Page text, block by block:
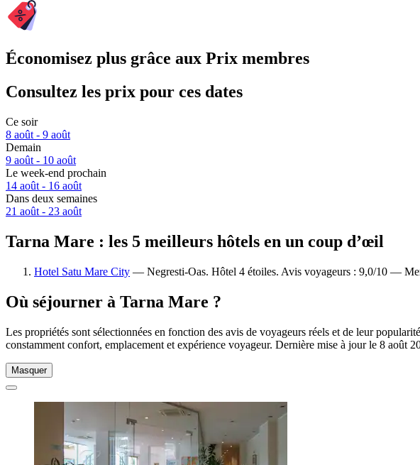
Économisez plus grâce aux Prix membres
Consultez les prix pour ces dates
Ce soir
8 août - 9 août
Demain
9 août - 10 août
Le week-end prochain
14 août - 16 août
Dans deux semaines
21 août - 23 août
Tarna Mare : les 5 meilleurs hôtels en un coup d’œil
Hotel Satu Mare City — Negresti-Oas. Hôtel 4 étoiles. Avis voyageurs : 9,0/10 —
Où séjourner à Tarna Mare ?
Les propriétés sont sélectionnées en fonction des avis de voyageurs réels et de leur
constamment confort, emplacement et expérience voyageur. Dernière mise à jour le 8 août
Masquer